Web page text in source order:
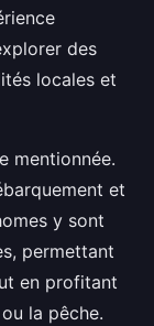
des
locales et
mentionnée.
et
y sont
permettant
en profitant
la pêche.